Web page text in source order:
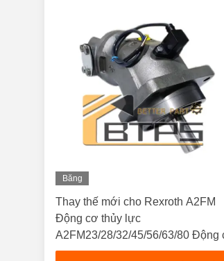
Băng
Thay thế mới cho Rexroth A2FM
Động cơ thủy lực
A2FM23/28/32/45/56/63/80 Động
cố định cho máy móc nông nghiệp